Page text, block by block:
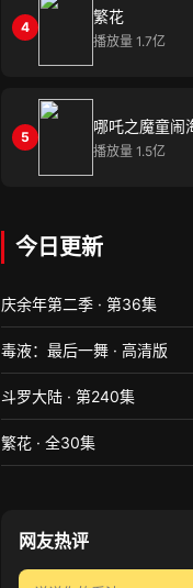
4
繁花
播放量 1.7亿
5
哪吒之魔童闹
播放量 1.5亿
今日更新
庆余年第二季 · 第36集
毒液：最后一舞 · 高清版
斗罗大陆 · 第240集
繁花 · 全30集
网友热评